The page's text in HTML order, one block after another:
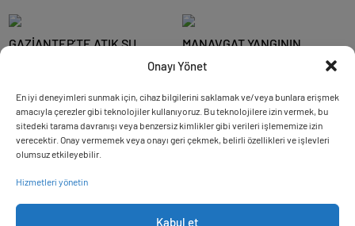
Onayı Yönet
En iyi deneyimleri sunmak için, cihaz bilgilerini saklamak ve/veya bunlara erişmek
amacıyla çerezler gibi teknolojiler kullanıyoruz. Bu teknolojilere izin vermek, bu
sitedeki tarama davranışı veya benzersiz kimlikler gibi verileri işlememize izin
verecektir. Onay vermemek veya onayı geri çekmek, belirli özellikleri ve işlevleri
olumsuz etkileyebilir.
Hizmetleri yönetin
Kabul et
GAZİANTEP’TE ATIK SU
ARITMA TESİSİ KURMAYAN
MANAVGAT YANGININ
ÜZERİNDEN 5 YIL GEÇTİ
BAKAN KURUM: BANKACILIK
SEKTÖRÜMÜZLE ÖNEMLİ BİR
ADIM ATTIK
KPSS-2026/1 Yerleştirme
Sonuçları Açıklandı
ADIM ADIM DOA’NIN
DÖNÜŞÜM YOLCULUĞU